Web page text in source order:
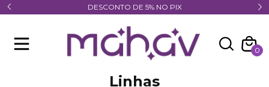
Frete Grátis acima de R$ 89,90 Todo o Brasil
0
Linhas